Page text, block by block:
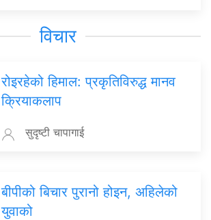
विचार
रोइरहेको हिमाल: प्रकृतिविरुद्ध मानव
क्रियाकलाप
सुदृष्टी चापागाई
बीपीको बिचार पुरानो होइन, अहिलेको
युवाको